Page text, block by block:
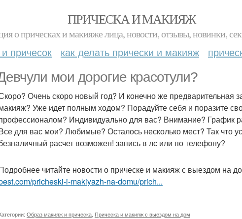
ПРИЧЕСКА И МАКИЯЖ
о прическах и макияже лица, новости, отзывы, новинки,
причесок как делать прически и макияж
мои дорогие красотули?
Очень скоро новый год? И конечно же предварительная
Уже идет полным ходом? Порадуйте себя и поразите
Индивидуально для вас? Внимание? График
для вас мои? Любимые? Осталось несколько мест? Так что
расчет возможен! запись в лс или по телефону?
читайте новости о прическе и макияж с выездом на
pricheski-i-makiyazh-na-domu/prich...
Образ макияж и прическа Прическа и макияж с выездом на дом